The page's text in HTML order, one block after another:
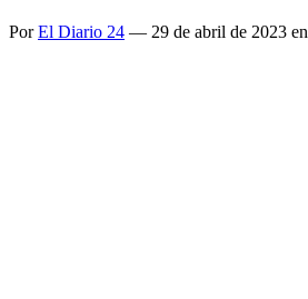
PorEl Diario 24 — 29 de abril de 2023 en